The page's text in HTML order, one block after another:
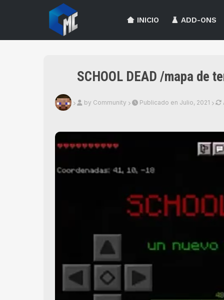
INICIO ADD-ONS
SCHOOL DEAD /mapa de
by Community Publicado en Julio, 2021